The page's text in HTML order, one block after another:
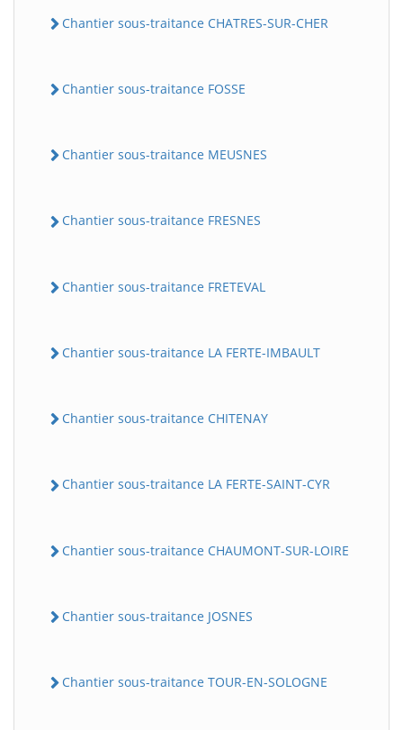
Chantier sous-traitance CHATRES-SUR-CHER
Chantier sous-traitance FOSSE
Chantier sous-traitance MEUSNES
Chantier sous-traitance FRESNES
Chantier sous-traitance FRETEVAL
Chantier sous-traitance LA FERTE-IMBAULT
Chantier sous-traitance CHITENAY
Chantier sous-traitance LA FERTE-SAINT-CYR
Chantier sous-traitance CHAUMONT-SUR-LOIRE
Chantier sous-traitance JOSNES
Chantier sous-traitance TOUR-EN-SOLOGNE